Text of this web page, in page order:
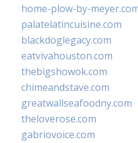
home-plow-by-
palatelatincuisine.com
blackdoglegacy.com
eatvivahouston.com
thebigshowok.com
chimeandstave.com
greatwallseafoodny.com
theloverose.com
gabriovoice.com